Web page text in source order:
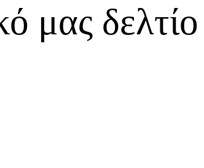
μας δελτίο